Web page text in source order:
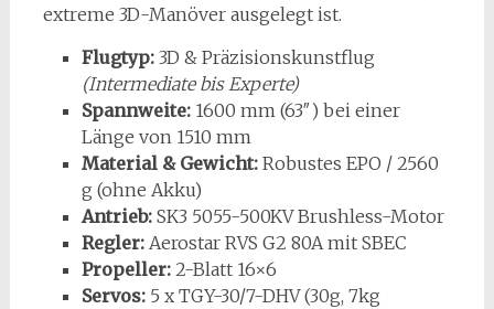
extreme 3D-Manöver ausgelegt ist.
Flugtyp:3D & Präzisionskunstflug
(Intermediate bis Experte)
Spannweite:1600 mm (63″) bei einer
Länge von 1510 mm
Material & Gewicht:Robustes EPO / 2560
g (ohne Akku)
Antrieb:SK3 5055-500KV Brushless-Motor
Regler:Aerostar RVS G2 80A mit SBEC
Propeller:2-Blatt 16×6
Servos:5 x TGY-30/7-DHV (30g, 7kg